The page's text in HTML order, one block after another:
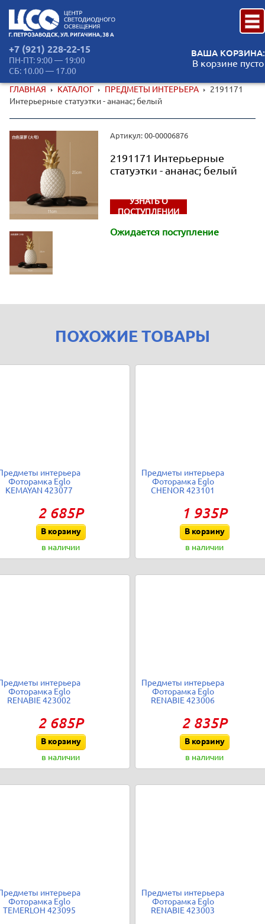
+7 (921) 228-22-15
ПН-ПТ: 9:00 — 19:00
СБ: 10.00 — 17.00
ВАША КОРЗИНА:
В корзине пусто
ГЛАВНАЯ КАТАЛОГ ПРЕДМЕТЫ ИНТЕРЬЕРА
2191171
Интерьерные статуэтки - ананас; белый
Артикул: 00-00006876
2191171 Интерьерные
статуэтки - ананас; белый
УЗНАТЬ О
ПОСТУПЛЕНИИ
Ожидается поступление
ПОХОЖИЕ ТОВАРЫ
интерьера
Фоторамка Eglo
KEMAYAN 423077
2 685Р
В корзину
в наличии
Предметы интерьера
Фоторамка Eglo
CHENOR 423101
1 935Р
В корзину
в наличии
интерьера
Фоторамка Eglo
RENABIE 423002
2 685Р
В корзину
в наличии
Предметы интерьера
Фоторамка Eglo
RENABIE 423006
2 835Р
В корзину
в наличии
интерьера
Фоторамка Eglo
TEMERLOH 423095
Предметы интерьера
Фоторамка Eglo
RENABIE 423003